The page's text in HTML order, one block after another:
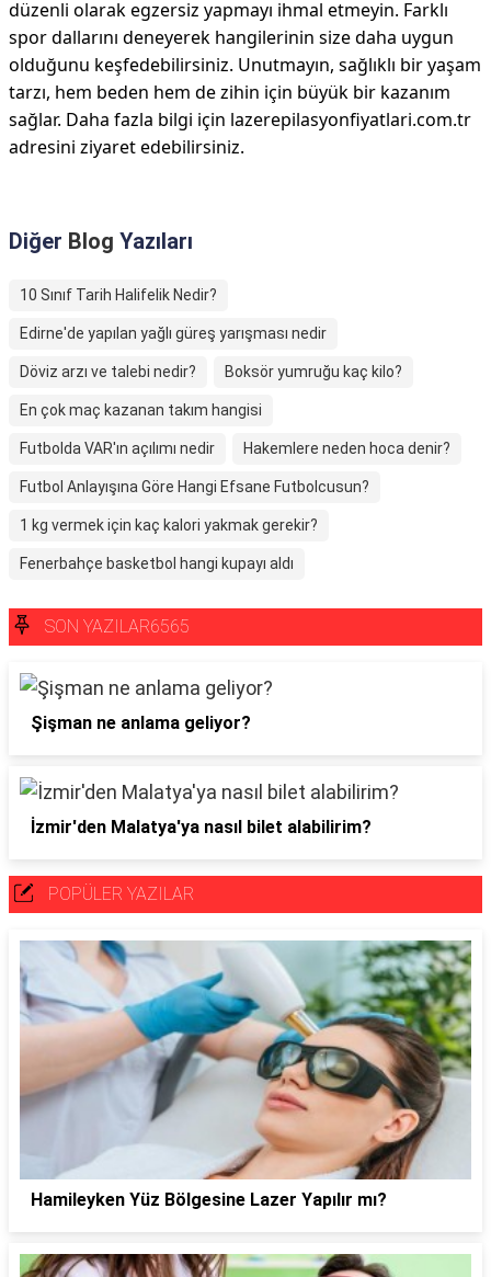
düzenli olarak egzersiz yapmayı ihmal etmeyin. Farklı
spor dallarını deneyerek hangilerinin size daha uygun
olduğunu keşfedebilirsiniz. Unutmayın, sağlıklı bir yaşam
tarzı, hem beden hem de zihin için büyük bir kazanım
sağlar. Daha fazla bilgi için lazerepilasyonfiyatlari.com.tr
adresini ziyaret edebilirsiniz.
Diğer Blog Yazıları
10 Sınıf Tarih Halifelik Nedir?
Edirne'de yapılan yağlı güreş yarışması nedir
Döviz arzı ve talebi nedir? Boksör yumruğu kaç kilo?
En çok maç kazanan takım hangisi
Futbolda VAR'ın açılımı nedir Hakemlere neden hoca denir?
Futbol Anlayışına Göre Hangi Efsane Futbolcusun?
1 kg vermek için kaç kalori yakmak gerekir?
Fenerbahçe basketbol hangi kupayı aldı
SON YAZILAR6565
Şişman ne anlama geliyor?
İzmir'den Malatya'ya nasıl bilet alabilirim?
POPÜLER YAZILAR
Hamileyken Yüz Bölgesine Lazer Yapılır mı?